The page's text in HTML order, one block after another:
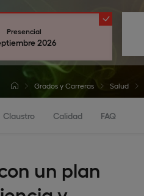
Presencial
2026
Grados y Carreras Salud
Claustro Calidad FAQ
un plan